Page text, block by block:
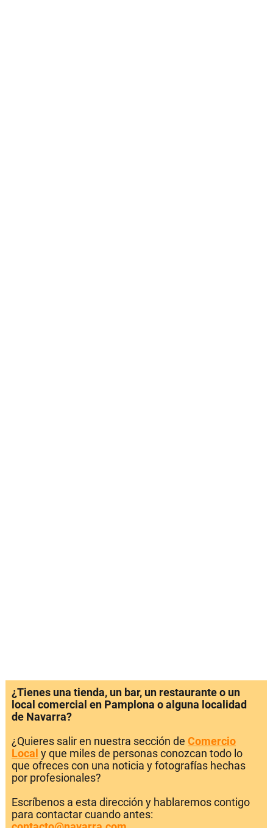
¿Tienes una tienda, un bar, un restaurante o un
local comercial en Pamplona o alguna localidad
de Navarra?
¿Quieres salir en nuestra sección de Comercio
Local y que miles de personas conozcan todo lo
que ofreces con una noticia y fotografías hechas
por profesionales?
Escríbenos a esta dirección y hablaremos contigo
para contactar cuando antes: